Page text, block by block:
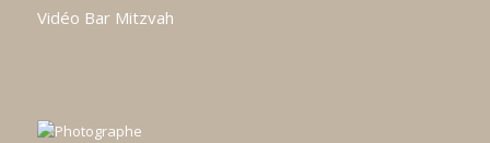
Vidéo Bar Mitzvah